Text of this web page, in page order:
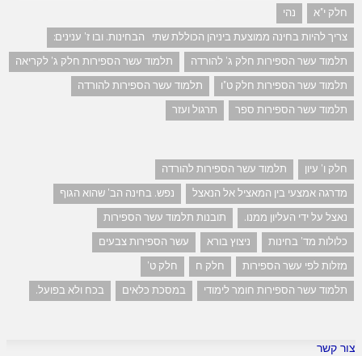
חלק י"א
נהי
צריך להיות בחינה ממוצעת ביניהן הכוללת שתי הבחינות. ובו ז' ענינים:
תלמוד עשר הספירות חלק ג' להורדה
תלמוד עשר הספירות חלק ג' לקריאה
תלמוד עשר הספירות חלק ט"ו
תלמוד עשר הספירות להורדה
תלמוד עשר הספירות ספר
תרגול ועזר
חלק ו' עיון
תלמוד עשר הספירות להורדה
מדרגה אמצעי בין המאציל אל הנאצל
נפש. בחינה הב' שהוא הגוף
נאצל על ידי העליון ממנו.
תובנות תלמוד עשר הספירות
כלולות מד' בחינות
ניצוץ בורא
עשר הספירות צבעים
מזלות לפי עשר הספירות
חלק ח
חלק ט'
תלמוד עשר הספירות חומר לימודי
במסכת כלאים בכח ולא בפועל.
צור קשר